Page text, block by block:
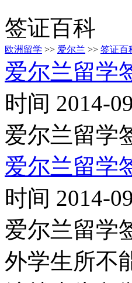
签证百科
欧洲留学 >> 爱尔兰 >> 签证百
爱尔兰留学
时间 2014-
爱尔兰留学
爱尔兰留学
时间 2014-
爱尔兰留学
外学生所不